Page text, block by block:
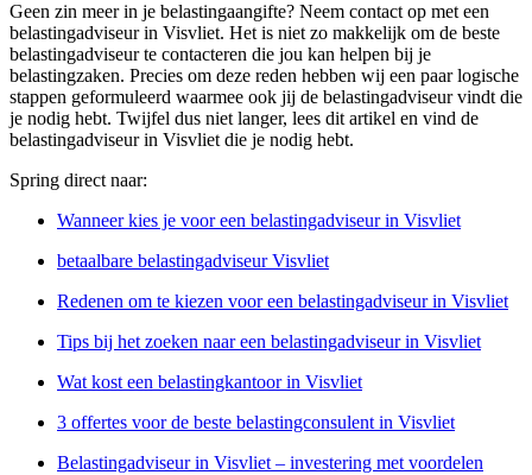
Geen zin meer in je belastingaangifte? Neem contact op met een
belastingadviseur in Visvliet. Het is niet zo makkelijk om de beste
belastingadviseur te contacteren die jou kan helpen bij je
belastingzaken. Precies om deze reden hebben wij een paar logische
stappen geformuleerd waarmee ook jij de belastingadviseur vindt die
je nodig hebt. Twijfel dus niet langer, lees dit artikel en vind de
belastingadviseur in Visvliet die je nodig hebt.
Spring direct naar:
Wanneer kies je voor een belastingadviseur in Visvliet
betaalbare belastingadviseur Visvliet
Redenen om te kiezen voor een belastingadviseur in Visvliet
Tips bij het zoeken naar een belastingadviseur in Visvliet
Wat kost een belastingkantoor in Visvliet
3 offertes voor de beste belastingconsulent in Visvliet
Belastingadviseur in Visvliet – investering met voordelen